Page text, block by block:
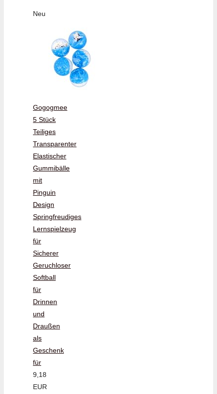
Neu
Gogogmee
5 Stück
Teiliges
Transparenter
Elastischer
Gummibälle
mit
Pinguin
Design
Springfreudiges
Lernspielzeug
für
Sicherer
Geruchloser
Softball
für
Drinnen
und
Draußen
als
Geschenk
für
9,18
EUR